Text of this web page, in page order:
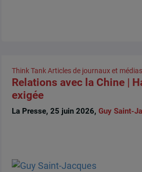
Think Tank Articles de journaux et
Relations avec la Chine |
exigée
La Presse, 25 juin 2026, Guy Saint-